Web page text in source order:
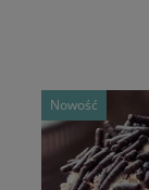
Nowość